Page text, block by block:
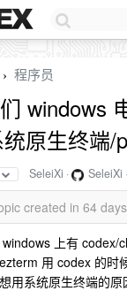
› 程序员
windows
原生终端/
SeleiXi · SeleiXi ·
created in 64
windows 上有 codex/
用 codex 的时
用系统原生终端的